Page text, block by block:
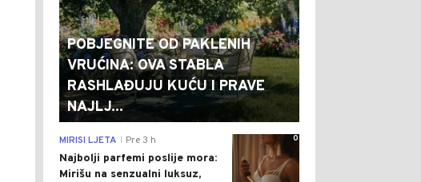
POBJEGNITE OD PAKLENIH
VRUĆINA: OVA STABLA
RASHLAĐUJU KUĆU I PRAVE
NAJLJ...
0
MIRISI LJETA Pre 3 h
Najbolji parfemi poslije mora:
Mirišu na senzualni luksuz,